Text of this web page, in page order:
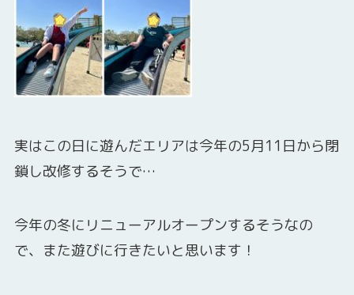
実はこの日に遊んだエリアは今年の5月11日から閉
鎖し改修するそうで…
今年の冬にリニューアルオープンするそうなの
で、また遊びに行きたいと思います！